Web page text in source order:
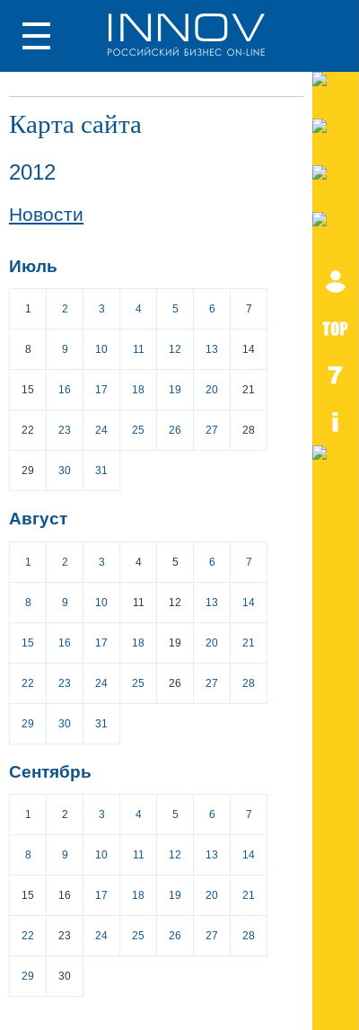
Карта сайта
2012
Новости
Июль
1 2 3 4 5 6 7
8 9 10 11 12 13 14
15 16 17 18 19 20 21
22 23 24 25 26 27 28
29 30 31
Август
1 2 3 4 5 6 7
8 9 10 11 12 13 14
15 16 17 18 19 20 21
22 23 24 25 26 27 28
29 30 31
Сентябрь
1 2 3 4 5 6 7
8 9 10 11 12 13 14
15 16 17 18 19 20 21
22 23 24 25 26 27 28
29 30